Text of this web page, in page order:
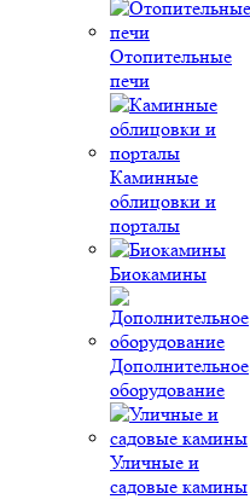
Отопительные
печи
Каминные
облицовки и
порталы
Биокамины
Дополнительное
оборудование
Уличные и
садовые камины